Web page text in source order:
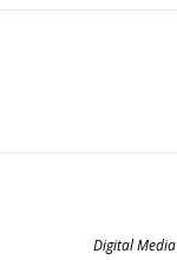
Digital Media